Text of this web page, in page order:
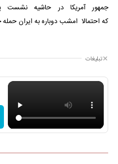
جمهور آمریکا در حاشیه نشست
که احتمالا امشب دوباره به ایران
تبلیغات